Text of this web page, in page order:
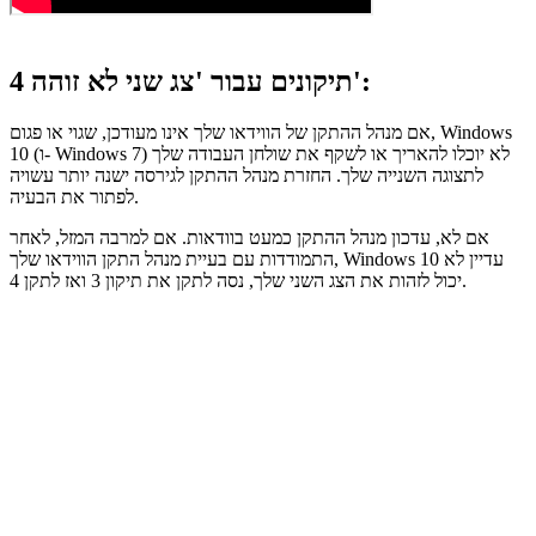
4 תיקונים עבור 'צג שני לא זוהה':
אם מנהל ההתקן של הווידאו שלך אינו מעודכן, שגוי או פגום, Windows
10 (ו- Windows 7) לא יוכלו להאריך או לשקף את שולחן העבודה שלך
לתצוגה השנייה שלך. החזרת מנהל ההתקן לגירסה ישנה יותר עשויה
לפתור את הבעיה.
אם לא, עדכון מנהל ההתקן כמעט בוודאות. אם למרבה המזל, לאחר
התמודדות עם בעיית מנהל התקן הווידאו שלך, Windows 10 עדיין לא
יכול לזהות את הצג השני שלך, נסה לתקן את תיקון 3 ואז לתקן 4.